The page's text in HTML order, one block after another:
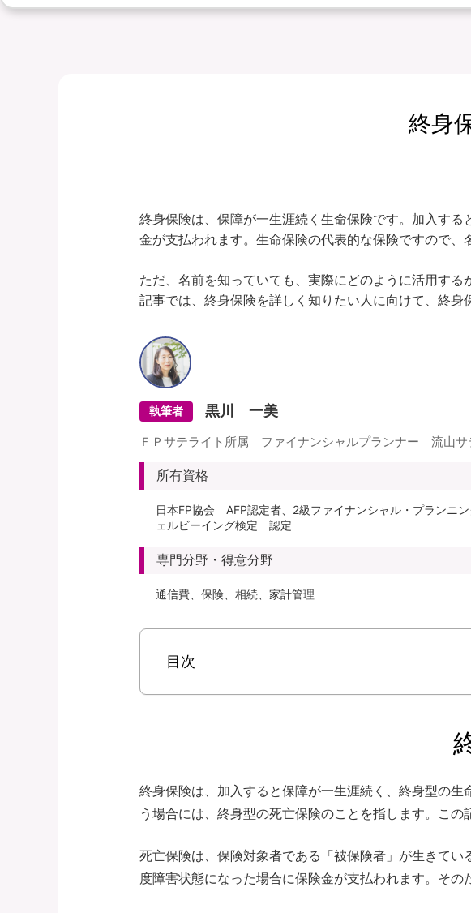
終身
終身保険は、保障が一生涯続く生命保険です。加入す
金が支払われます。生命保険の代表的な保険ですので、
ただ、名前を知っていても、実際にどのように活用す
執筆者 黒川 一美
ＦＰサテライト所属 ファイナンシャルプランナー 流山サ
所有資格
日本FP協会 AFP認定者、2級ファイナンシャル・プランニ
ェルビーイング検定 認定
専門分野・得意分野
通信費、保険、相続、家計管理
目次
終身保険は、加入すると保障が一生涯続く、終身型の
う場合には、終身型の死亡保険のことを指します。こ
死亡保険は、保険対象者である「被保険者」が生きて
度障害状態になった場合に保険金が支払われます。そ